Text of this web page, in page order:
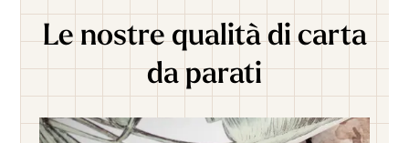
Le nostre qualità di carta
da parati